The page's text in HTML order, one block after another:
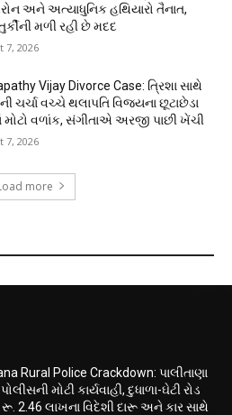
અને અત્યાધુનિક હથિયારો તૈનાત,
મળી રહી છે મદદ
7, 2026
Vijay Divorce Case: ત્રિશા સાથે
ચર્ચા વચ્ચે થલાપતિ વિજયના છૂટાછેડા
મોટો વળાંક, સંગીતાએ અરજી પાછી ખેંચી
7, 2026
more
Rural Police Crackdown: પાલીતાણા
મોટી કાર્યવાહી, દુધાળા-ઘેટી રોડ
રૂ. 2.46 લાખના વિદેશી દારૂ અને કાર સાથે